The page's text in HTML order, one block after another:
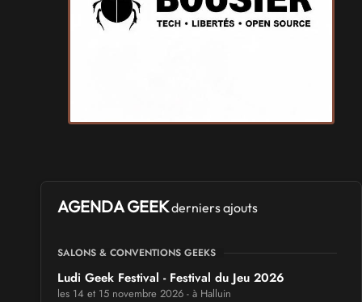
AGENDA GEEKderniers ajouts
SALONS & CONVENTIONS GEEKS
Ludi Geek Festival - Festival du Jeu 2026
les 14 et 15 novembre 2026 - à Halluin